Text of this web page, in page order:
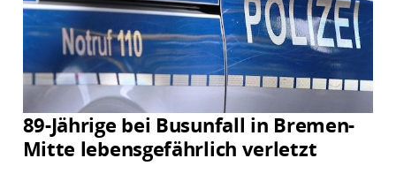
89-Jährige bei Busunfall in Bremen-
Mitte lebensgefährlich verletzt